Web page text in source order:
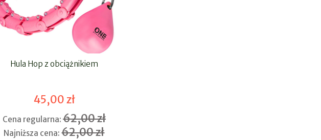
Hula Hop z obciążnikiem
45,00 zł
Cena regularna: 62,00 zł
Najniższa cena:62,00 zł